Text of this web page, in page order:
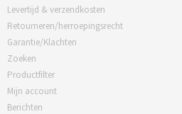
Levertijd & verzendkosten
Retourneren/herroepingsrecht
Garantie/Klachten
Zoeken
Productfilter
Mijn account
Berichten